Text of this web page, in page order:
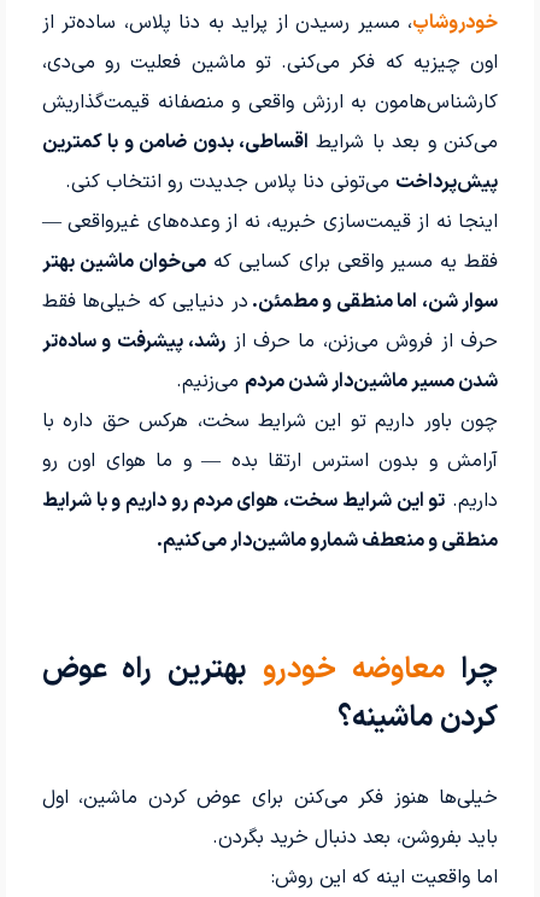
خودروشاپ، مسیر رسیدن از پراید به دنا پلاس، ساده‌تر از
اون چیزیه که فکر می‌کنی. تو ماشین فعلیت رو می‌دی،
کارشناس‌هامون به ارزش واقعی و منصفانه قیمت‌گذاریش
می‌کنن و بعد با شرایط اقساطی، بدون ضامن و با کمترین
پیش‌پرداخت می‌تونی دنا پلاس جدیدت رو انتخاب کنی.
اینجا نه از قیمت‌سازی خبریه، نه از وعده‌های غیرواقعی —
فقط یه مسیر واقعی برای کسایی که می‌خوان ماشین بهتر
سوار شن، اما منطقی و مطمئن. در دنیایی که خیلی‌ها فقط
حرف از فروش می‌زنن، ما حرف از رشد، پیشرفت و ساده‌تر
شدن مسیر ماشین‌دار شدن مردم می‌زنیم.
چون باور داریم تو این شرایط سخت، هرکس حق داره با
آرامش و بدون استرس ارتقا بده — و ما هوای اون رو
داریم. تو این شرایط سخت، هوای مردم رو داریم و با شرایط
منطقی و منعطف شمارو ماشین‌دار می‌کنیم.
چرا معاوضه خودرو بهترین راه عوض
کردن ماشینه؟
خیلی‌ها هنوز فکر می‌کنن برای عوض کردن ماشین، اول
باید بفروشن، بعد دنبال خرید بگردن.
اما واقعیت اینه که این روش: